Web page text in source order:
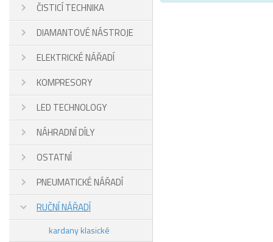
ČISTICÍ TECHNIKA
DIAMANTOVÉ NÁSTROJE
ELEKTRICKÉ NÁŘADÍ
KOMPRESORY
LED TECHNOLOGY
NÁHRADNÍ DÍLY
OSTATNÍ
PNEUMATICKÉ NÁŘADÍ
RUČNÍ NÁŘADÍ
kardany klasické